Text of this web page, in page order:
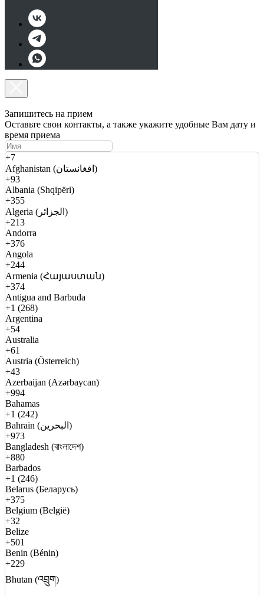
Запишитесь на прием
Оставьте свои контакты, а также укажите удобные Вам дату и
время приема
+7
Afghanistan (افغانستان)
+93
Albania (Shqipëri)
+355
Algeria (الجزائر)
+213
Andorra
+376
Angola
+244
Armenia (Հայաստան)
+374
Antigua and Barbuda
+1 (268)
Argentina
+54
Australia
+61
Austria (Österreich)
+43
Azerbaijan (Azərbaycan)
+994
Bahamas
+1 (242)
Bahrain (البحرين)
+973
Bangladesh (বাংলাদেশ)
+880
Barbados
+1 (246)
Belarus (Беларусь)
+375
Belgium (België)
+32
Belize
+501
Benin (Bénin)
+229
Bhutan (འབྲུག)